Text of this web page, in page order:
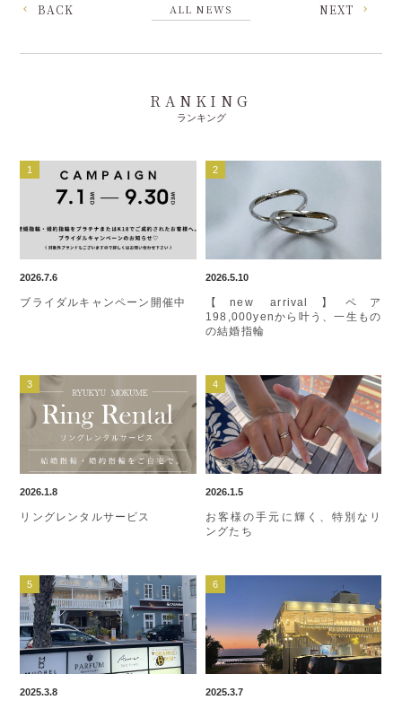
BACK ALL NEWS NEXT
RANKING
ランキング
2026.7.6
ブライダルキャンペーン開催中
2026.5.10
【new arrival】ペア
198,000yenから叶う、一生もの
の結婚指輪
2026.1.8
リングレンタルサービス
2026.1.5
お客様の手元に輝く、特別なリ
ングたち
2025.3.8 2025.3.7